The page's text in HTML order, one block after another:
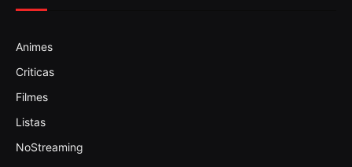
Animes
Criticas
Filmes
Listas
NoStreaming